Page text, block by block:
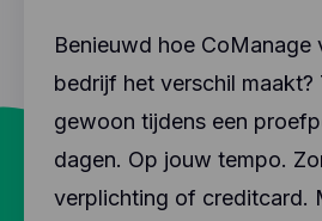
Benieuwd hoe CoManage
bedrijf het verschil maakt?
gewoon tijdens een
dagen. Op jouw tempo.
verplichting of creditcard.